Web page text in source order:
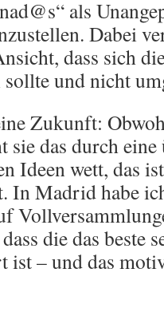
als
Dabei
dass sich
sollte und nicht
Zukunft:
sie das durch
Ideen wett, das
In Madrid habe
die das beste
ist – und das